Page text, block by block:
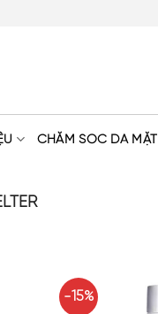
CHĂM SÓC DA MẶT
-15%